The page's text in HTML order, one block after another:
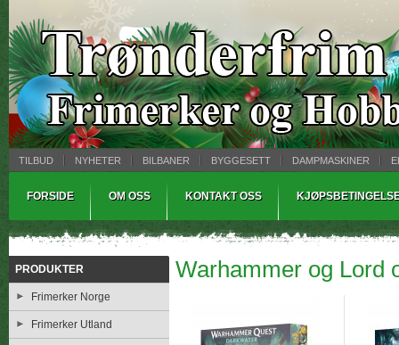
TILBUD NYHETER BILBANER BYGGESETT DAMPMASKINER
FORSIDE OM OSS KONTAKT OSS
PRODUKTER
Frimerker Norge
Frimerker Utland
Warhammer og Lord